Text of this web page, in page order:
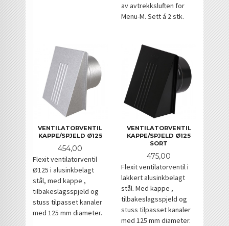
av avtrekksluften for
Menu-M. Sett á 2 stk.
VENTILATORVENTIL
KAPPE/SPJELD Ø125
Pris
454,00
Flexit ventilatorventil
Ø125 i alusinkbelagt
stål, med kappe ,
tilbakeslagsspjeld og
stuss tilpasset kanaler
med 125 mm diameter.
VENTILATORVENTIL
KAPPE/SPJELD Ø125
SORT
Pris
475,00
Flexit ventilatorventil i
lakkert alusinkbelagt
stål. Med kappe ,
tilbakeslagsspjeld og
stuss tilpasset kanaler
med 125 mm diameter.